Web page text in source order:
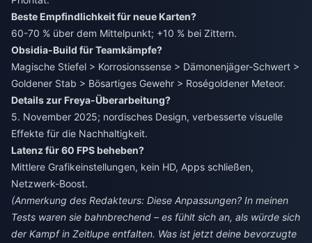
Beste Empfindlichkeit für neue Karten?
60-70 % über dem Mittelpunkt; +10 % bei Zittern.
Obsidia-Build für Teamkämpfe?
Magische Stiefel > Korrosionssense > Dämonenjäger-Schwert >
Goldener Stab > Bösartiges Gewehr > Roségoldener Meteor.
Details zur Freya-Überarbeitung?
5. November 2025; nordisches Design, verbesserte visuelle
Effekte für die Nachhaltigkeit.
Latenz für 60 FPS beheben?
Mittlere Grafikeinstellungen, kein HD, Apps schließen,
Netzwerk-Boost.
(Anmerkung des Redakteurs: Diese Anpassungen? In meinen
Tests waren sie bahnbrechend – es fühlt sich an, als würde sich
der Kampf in Zeitlupe entfalten. Was ist jetzt deine bevorzugte